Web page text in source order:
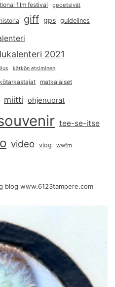
film festival geoetsivät
giff gps guidelines
2021
kätkön etsiminen
matkalaiset
miitti ohjenuorat
tee-se-itse
video vlog wwfm
blog www.6123tampere.com